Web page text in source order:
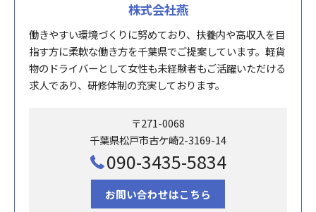
株式会社燕
働きやすい環境づくりに努めており、扶養内や高収入を目
指す方に柔軟な働き方を千葉県でご提案しています。軽貨
物のドライバーとして女性も未経験者もご活躍いただける
求人であり、研修体制の充実しております。
〒271-0068
千葉県松戸市古ケ崎2-3169-14
090-3435-5834
お問い合わせはこちら